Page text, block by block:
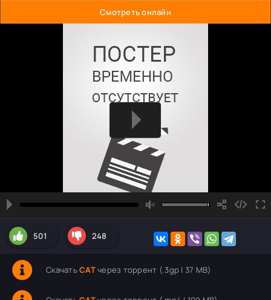
Смотреть онлайн
501 248
СкачатьCATчерез торрент (.3gp | 37 MB)